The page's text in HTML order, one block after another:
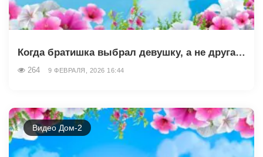
Когда братишка выбрал девушку, а не друга…
264 9 ФЕВРАЛЯ, 2026 16:44
Видео Дом-2